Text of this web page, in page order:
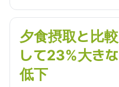
夕食摂取と比較
して23%大きな
低下